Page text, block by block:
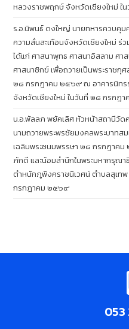
หลวงราชพฤกษ์ จังหวัดเชียงใหม่
ร.อ.นิพนธ์ ดงใหญ่ นายทหารควบคุ
ความสั่นสะเทือนจังหวัดเชียงใหม่ ร่
ได้แก่ ศาสนาพุทธ ศาสนาอิสลาม ศ
ศาสนาซิกข์ เพื่อถวายเป็นพระราชกุ
๒๘ กรกฎาคม ๒๕๖๙ ณ อาคารนิทร
จังหวัดเชียงใหม่ ในวันที่ ๒๘ กรกฎ
น.อ.พัลลภ พยัคเลิศ หัวหน้าสถานีวัด
นามถวายพระพรชัยมงคลพระบาทสม
เฉลิมพระชนมพรรษา ๒๘ กรกฎาค
ภักดี และน้อมสำนึกในพระมหากรุณ
ตำหนักภูพิงคราชนิเวศน์ ตำบลสุเทพ
กรกฎาคม ๒๕๖๙
053